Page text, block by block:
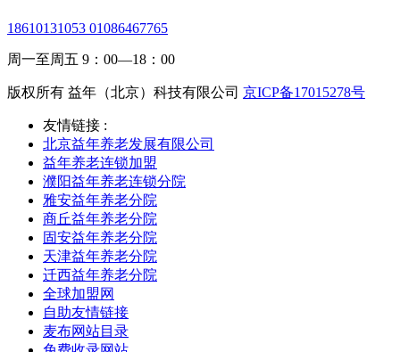
18610131053 01086467765
周一至周五 9：00—18：00
版权所有 益年（北京）科技有限公司 京ICP备17015278号
友情链接 :
北京益年养老发展有限公司
益年养老连锁加盟
濮阳益年养老连锁分院
雅安益年养老分院
商丘益年养老分院
固安益年养老分院
天津益年养老分院
迁西益年养老分院
全球加盟网
自助友情链接
麦布网站目录